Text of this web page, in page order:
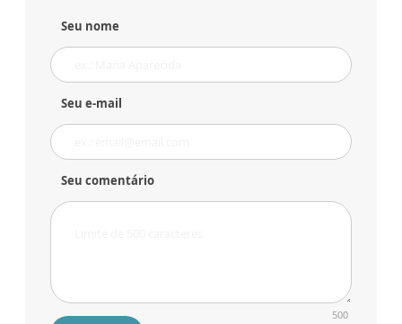
Seu nome
Seu e-mail
Seu comentário
500